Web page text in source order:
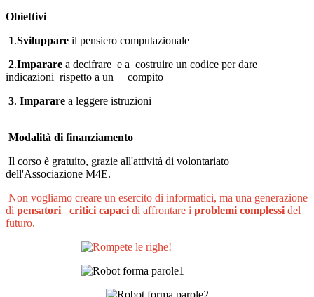
Obiettivi
1.Sviluppare il pensiero computazionale
2.Imparare a decifrare e a costruire un codice per dare
indicazioni rispetto a un compito
3. Imparare a leggere istruzioni
Modalità di finanziamento
Il corso è gratuito, grazie all'attività di volontariato
dell'Associazione M4E.
Non vogliamo creare un esercito di informatici, ma una generazione
di pensatori critici capaci di affrontare i problemi complessi del
futuro.